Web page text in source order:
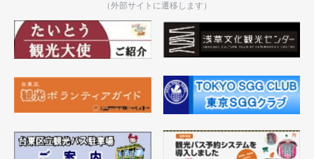
（外部サイトに遷移します）